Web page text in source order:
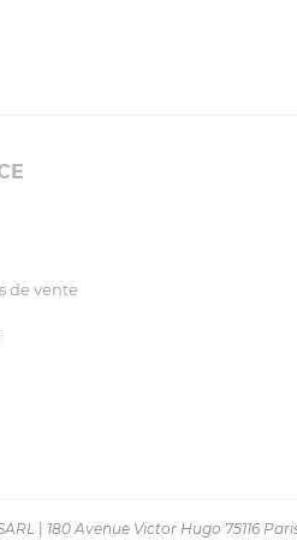
de vente
180 Avenue Victor Hugo 75116